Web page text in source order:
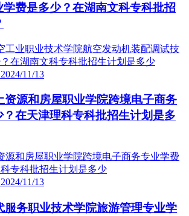
费是多少？在湖南文科专科批招
2024/11/13
资源和房屋职业学院跨境电子商务
在天津理科专科批招生计划是多
2024/11/13
服务职业技术学院旅游管理专业学